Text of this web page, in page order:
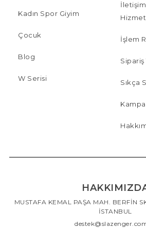
Kadın Spor Giyim
Çocuk
Blog
W Serisi
İşlem
Sipariş
Sıkça
MUSTAFA KEMAL PAŞA MAH. BERFİN
İSTANBUL